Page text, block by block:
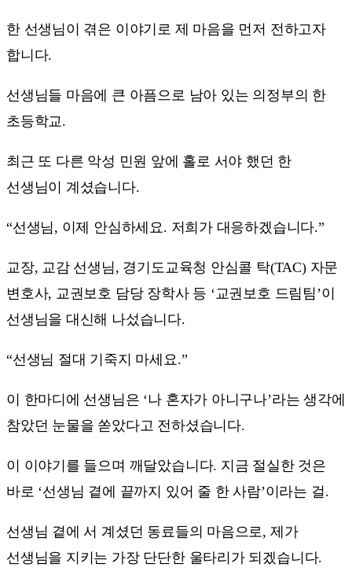
한 선생님이 겪은 이야기로 제 마음을 먼저 전하고자
합니다.
선생님들 마음에 큰 아픔으로 남아 있는 의정부의 한
초등학교.
최근 또 다른 악성 민원 앞에 홀로 서야 했던 한
선생님이 계셨습니다.
“선생님, 이제 안심하세요. 저희가 대응하겠습니다.”
교장, 교감 선생님, 경기도교육청 안심콜 탁(TAC) 자문
변호사, 교권보호 담당 장학사 등 ‘교권보호 드림팀’이
선생님을 대신해 나섰습니다.
“선생님 절대 기죽지 마세요.”
이 한마디에 선생님은 ‘나 혼자가 아니구나’라는 생각에
참았던 눈물을 쏟았다고 전하셨습니다.
이 이야기를 들으며 깨달았습니다. 지금 절실한 것은
바로 ‘선생님 곁에 끝까지 있어 줄 한 사람’이라는 걸.
선생님 곁에 서 계셨던 동료들의 마음으로, 제가
선생님을 지키는 가장 단단한 울타리가 되겠습니다.